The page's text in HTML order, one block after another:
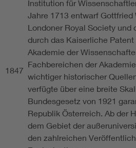
1847
Institution für
Jahre 1713 entwarf
Londoner Royal Society und
durch das Kaiserliche
Akademie der
Fachbereichen der
wichtiger historischer
verfügte über eine breite
Bundesgesetz von 1921
Republik Österreich. Ab der
dem Gebiet der
den zahlreichen